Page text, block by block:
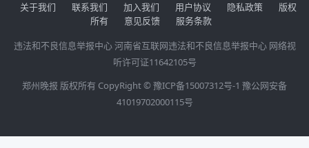
关于我们 联系我们 加入我们 用户协议 隐私政策
版权
所有
意见反馈
服务条款
违法和不良信息举报中心河南省互联网违法和不良信息举报中心 网络视
听许可证11642105号
郑州晚报 版权所有 CopyRight © 豫ICP备15007312号-1 豫公网安备
41019702000115号